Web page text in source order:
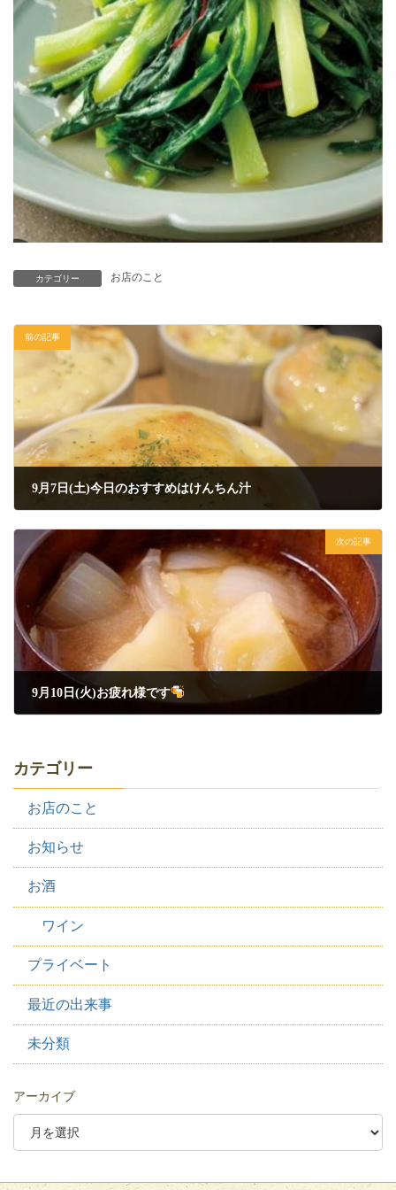
カテゴリー お店のこと
前の記事
9月7日(土)今日のおすすめはけんちん汁
次の記事
9月10日(火)お疲れ様です
カテゴリー
お店のこと
お知らせ
お酒
ワイン
プライベート
最近の出来事
未分類
アーカイブ